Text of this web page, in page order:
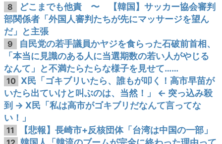
8
どこまでも他責 〜 【韓国】サッカー協会審判
部関係者「外国人審判たちが先にマッサージを望ん
だ」と主張
9
自民党の若手議員かヤジを食らった石破前首相、
「本当に見識のある人に当選期数の若い人がやじる
なんて」と不満たらたらな様子を見せて……
10 X民「ゴキブリいたら、誰もが叩く！高市早苗が
いたら出ていけと叫ぶのは、当然！」 ← 突っ込み殺
到 → X民「私は高市がゴキブリだなんて言ってな
い！」
11 【悲報】長崎市+反核団体「台湾は中国の一部」